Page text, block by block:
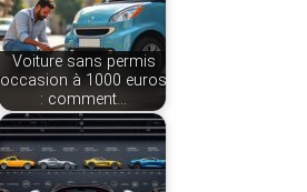
Voiture sans permis
occasion à 1000 euros
: comment…